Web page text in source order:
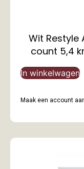
Wit Restyle
count 5,4
In winkelwagen
Maak een account